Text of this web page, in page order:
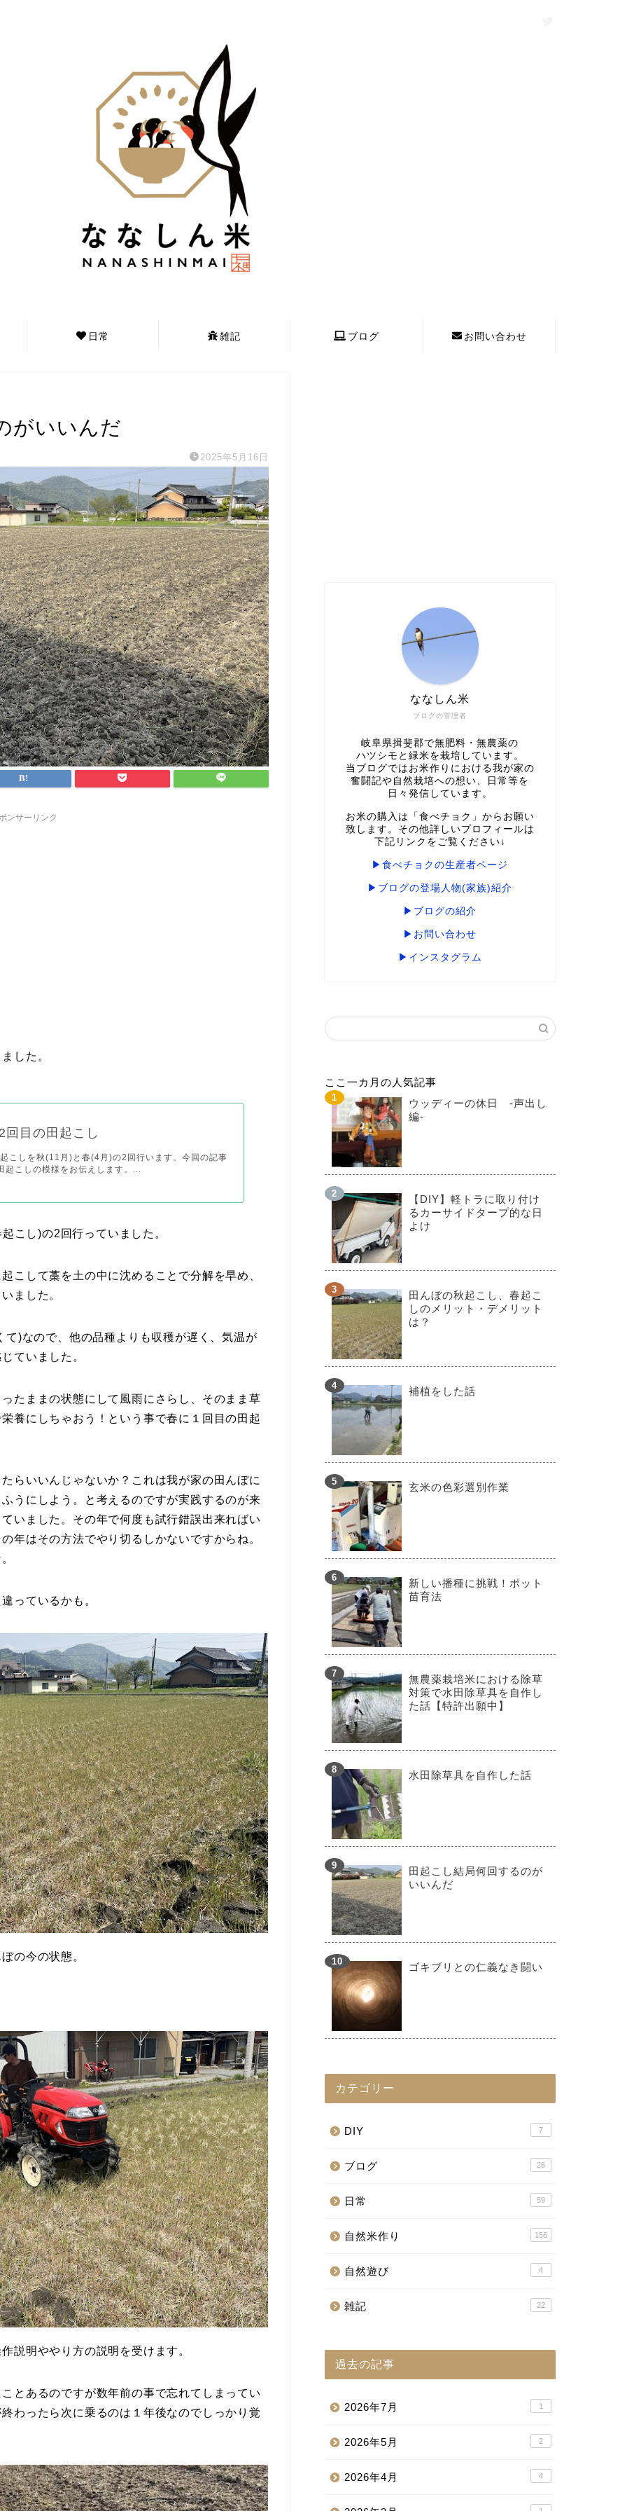
日常 雑記 ブログ お問い合わせ
がいいんだ
2025年5月16日
ンサーリンク
した。
回目の田起こし
こしを秋(11月)と春(4月)の2回行います。今回の記事
起こしの模様をお伝えします。...
こし)の2回行っていました。
こして藁を土の中に沈めることで分解を早め、
ました。
)なので、他の品種よりも収穫が遅く、気温が
ていました。
たままの状態にして風雨にさらし、そのまま草
養にしちゃおう！という事で春に１回目の田起
らいいんじゃないか？これは我が家の田んぼに
うにしよう。と考えるのですが実践するのが来
いました。その年で何度も試行錯誤出来ればい
年はその方法でやり切るしかないですからね。
っているかも。
の今の状態。
説明ややり方の説明を受けます。
とあるのですが数年前の事で忘れてしまってい
わったら次に乗るのは１年後なのでしっかり覚
ブログの管理者
ななしん米
岐阜県揖斐郡で無肥料・無農薬の
ハツシモと緑米を栽培しています。
当ブログではお米作りにおける我が家の
奮闘記や自然栽培への想い、日常等を
日々発信しています。
お米の購入は「食べチョク」からお願い
致します。その他詳しいプロフィールは
下記リンクをご覧ください↓
▶食べチョクの生産者ページ
▶ブログの登場人物(家族)紹介
▶ブログの紹介
▶お問い合わせ
▶インスタグラム
ここ一カ月の人気記事
ウッディーの休日 -声出し
編-
【DIY】軽トラに取り付け
るカーサイドタープ的な日
よけ
田んぼの秋起こし、春起こ
しのメリット・デメリット
は？
補植をした話
玄米の色彩選別作業
新しい播種に挑戦！ポット
苗育法
無農薬栽培米における除草
対策で水田除草具を自作し
た話【特許出願中】
水田除草具を自作した話
田起こし結局何回するのが
いいんだ
ゴキブリとの仁義なき闘い
カテゴリー
DIY 7
ブログ 26
日常 59
自然米作り 156
自然遊び 4
雑記 22
過去の記事
2026年7月 1
2026年5月 2
2026年4月 4